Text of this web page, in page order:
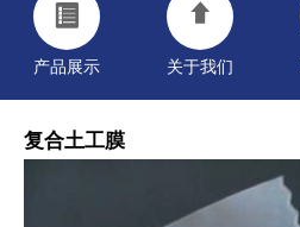
产品展示 关于我们
复合土工膜